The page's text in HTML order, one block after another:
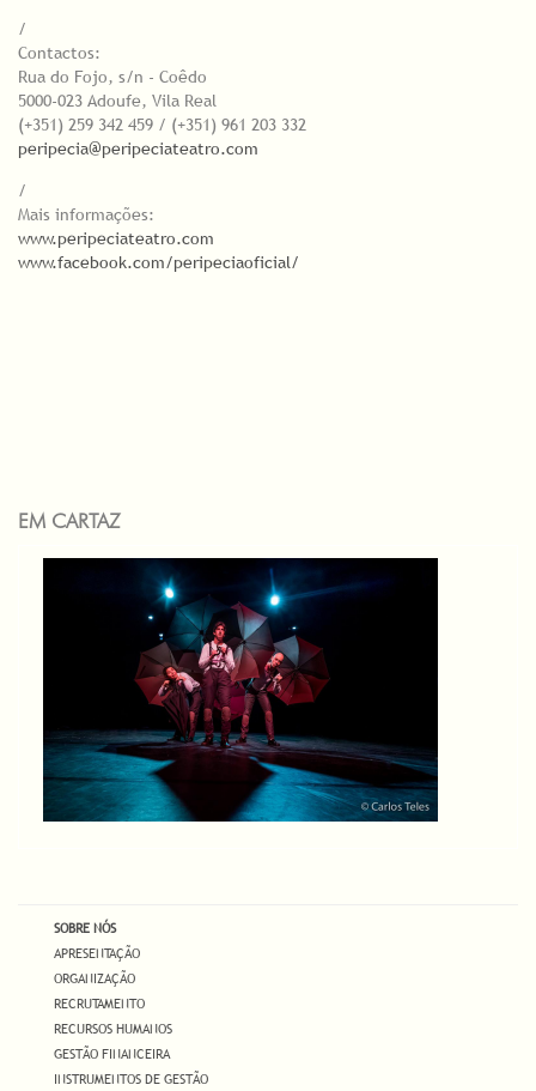
/
Contactos:
Rua do Fojo, s/n - Coêdo
5000-023 Adoufe, Vila Real
(+351) 259 342 459 / (+351) 961 203 332
peripecia@peripeciateatro.com
/
Mais informações:
www.peripeciateatro.com
www.facebook.com/peripeciaoficial/
EM CARTAZ
SOBRE NÓS
APRESENTAÇÃO
ORGANIZAÇÃO
RECRUTAMENTO
RECURSOS HUMANOS
GESTÃO FINANCEIRA
INSTRUMENTOS DE GESTÃO